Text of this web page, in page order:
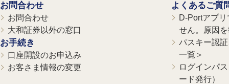
お問合わせ
お問合わせ
大和証券以外の窓口
お手続き
口座開設のお申込み
お客さま情報の変更
よくあるご質
D-Portアプ
せん。原因
パスキー認
一覧＞
ログインパ
ード発行）